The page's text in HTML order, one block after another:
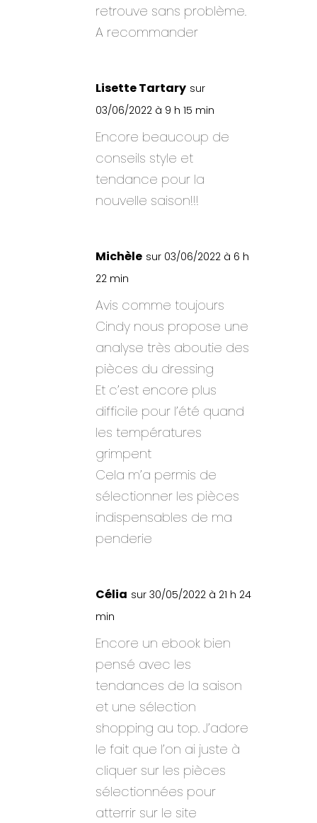
retrouve sans problème.
A recommander
Lisette Tartary sur
03/06/2022 à 9 h 15 min
Encore beaucoup de
conseils style et
tendance pour la
nouvelle saison!!!
Michèle sur 03/06/2022 à 6 h
22 min
Avis comme toujours
Cindy nous propose une
analyse très aboutie des
pièces du dressing
Et c’est encore plus
difficile pour l’été quand
les températures
grimpent
Cela m’a permis de
sélectionner les pièces
indispensables de ma
penderie
Célia sur 30/05/2022 à 21 h 24
min
Encore un ebook bien
pensé avec les
tendances de la saison
et une sélection
shopping au top. J’adore
le fait que l’on ai juste à
cliquer sur les pièces
sélectionnées pour
atterrir sur le site